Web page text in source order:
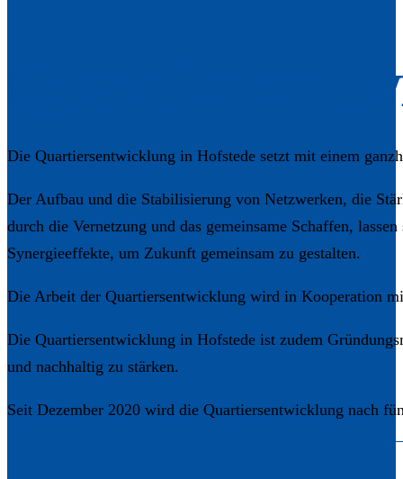
Die Quartiersentwicklung in Hofstede setzt mit einem
Der Aufbau und die Stabilisierung von Netzwerken, die
durch die Vernetzung und das gemeinsame Schaffen,
Synergieeffekte, um Zukunft gemeinsam zu gestalten.
Die Arbeit der Quartiersentwicklung wird in Kooperation
Die Quartiersentwicklung in Hofstede ist zudem
und nachhaltig zu stärken.
Seit Dezember 2020 wird die Quartiersentwicklung nach